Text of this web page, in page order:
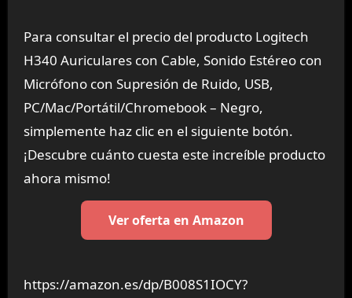
Para consultar el precio del producto Logitech
H340 Auriculares con Cable, Sonido Estéreo con
Micrófono con Supresión de Ruido, USB,
PC/Mac/Portátil/Chromebook – Negro,
simplemente haz clic en el siguiente botón.
¡Descubre cuánto cuesta este increíble producto
ahora mismo!
Ver oferta en Amazon
https://amazon.es/dp/B008S1IOCY?